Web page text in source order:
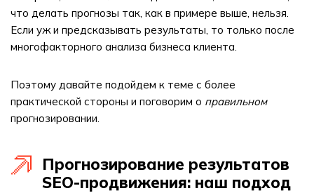
что делать прогнозы так, как в примере выше, нельзя.
Если уж и предсказывать результаты, то только после
многофакторного анализа бизнеса клиента.
Поэтому давайте подойдем к теме с более
практической стороны и поговорим о правильном
прогнозировании.
Прогнозирование результатов
SEO-продвижения: наш подход